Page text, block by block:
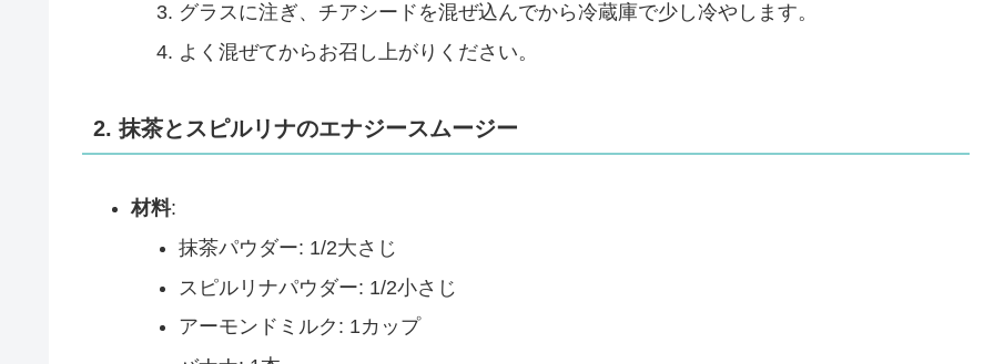
グラスに注ぎ、チアシードを混ぜ込んでから冷蔵庫で少し冷やします。
よく混ぜてからお召し上がりください。
2. 抹茶とスピルリナのエナジースムージー
材料:
抹茶パウダー: 1/2大さじ
スピルリナパウダー: 1/2小さじ
アーモンドミルク: 1カップ